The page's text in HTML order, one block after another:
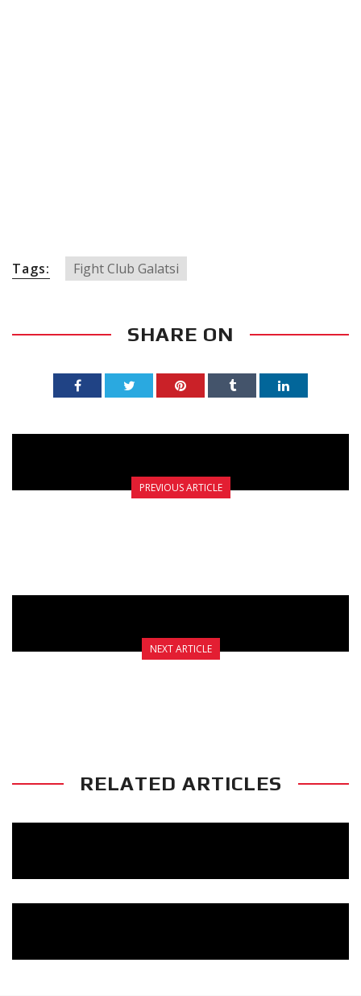
Tags: Fight Club Galatsi
SHARE ON
PREVIOUS ARTICLE
NEXT ARTICLE
RELATED ARTICLES